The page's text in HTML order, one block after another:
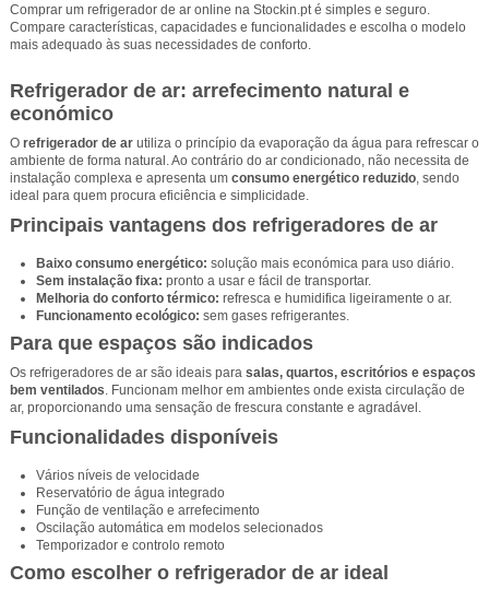
Comprar um refrigerador de ar online na Stockin.pt é simples e seguro.
Compare características, capacidades e funcionalidades e escolha o modelo
mais adequado às suas necessidades de conforto.
Refrigerador de ar: arrefecimento natural e
económico
O refrigerador de ar utiliza o princípio da evaporação da água para refrescar o
ambiente de forma natural. Ao contrário do ar condicionado, não necessita de
instalação complexa e apresenta um consumo energético reduzido , sendo
ideal para quem procura eficiência e simplicidade.
Principais vantagens dos refrigeradores de ar
Baixo consumo energético: solução mais económica para uso diário.
Sem instalação fixa: pronto a usar e fácil de transportar.
Melhoria do conforto térmico: refresca e humidifica ligeiramente o ar.
Funcionamento ecológico: sem gases refrigerantes.
Para que espaços são indicados
Os refrigeradores de ar são ideais para salas, quartos, escritórios e espaços
bem ventilados . Funcionam melhor em ambientes onde exista circulação de
ar, proporcionando uma sensação de frescura constante e agradável.
Funcionalidades disponíveis
Vários níveis de velocidade
Reservatório de água integrado
Função de ventilação e arrefecimento
Oscilação automática em modelos selecionados
Temporizador e controlo remoto
Como escolher o refrigerador de ar ideal